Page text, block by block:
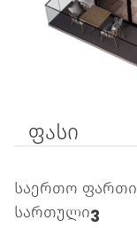
ფასი
საერთო ფართი
სართული3